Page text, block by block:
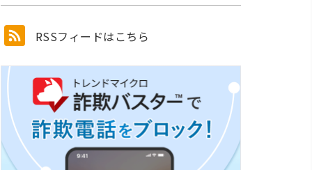
RSSフィードはこちら